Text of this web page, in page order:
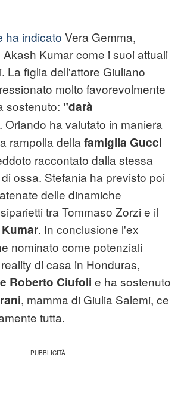
ha indicato Vera Gemma,
Kumar come i suoi attuali
La figlia dell'attore Giuliano
molto favorevolmente
sostenuto: "darà
. Orlando ha valutato in maniera
rampolla della famiglia Gucci
raccontato dalla stessa
ossa. Stefania ha previsto poi
delle dinamiche
tra Tommaso Zorzi e il
. In conclusione l'ex
nominato come potenziali
di casa in Honduras,
Roberto Ciufoli e ha sostenuto
, mamma di Giulia Salemi, ce
tutta.